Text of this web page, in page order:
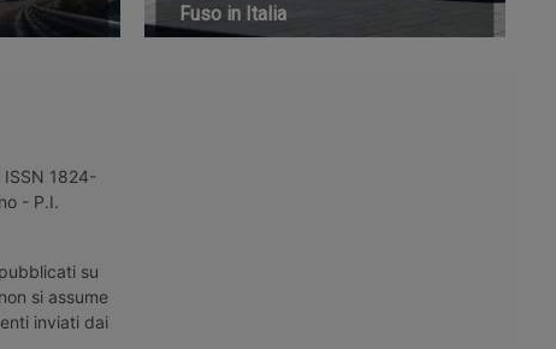
Fuso in Italia
1824-
- P.I.
su
si assume
inviati dai